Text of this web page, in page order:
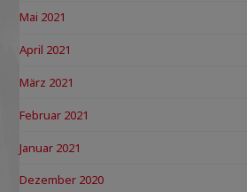
Mai 2021
April 2021
März 2021
Februar 2021
Januar 2021
Dezember 2020